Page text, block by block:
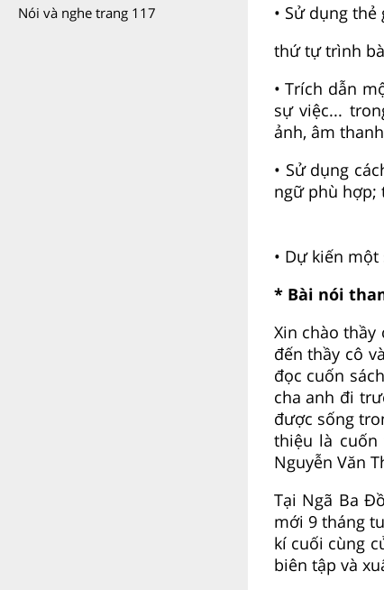
Nói và nghe trang 117
• Sử dụng
thứ tự trình
• Trích dẫn
sự việc...
ảnh, âm
• Sử dụng
ngữ phù hợp;
• Dự kiến
* Bài nói
Xin chào thầy
đến thầy cô
đọc cuốn
cha anh đi
được sống
thiệu là cuốn
Nguyễn Văn
Tại Ngã Ba
mới 9 tháng
kí cuối cùng
biên tập và